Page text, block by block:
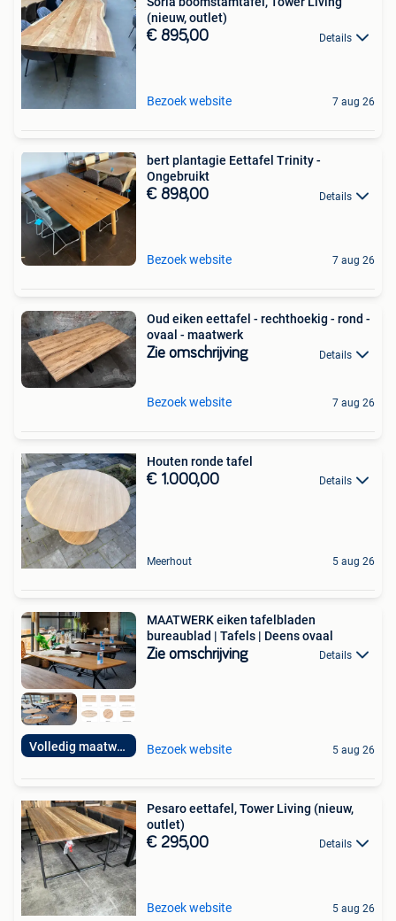
(nieuw, outlet)
€ 895,00 Details
Bezoek website 7 aug 26
bert plantagie Eettafel Trinity -
Ongebruikt
€ 898,00 Details
Bezoek website 7 aug 26
Oud eiken eettafel - rechthoekig - rond -
ovaal - maatwerk
Zie omschrijving Details
Bezoek website 7 aug 26
Houten ronde tafel
€ 1.000,00 Details
Meerhout 5 aug 26
Volledig maatwerk!
MAATWERK eiken tafelbladen
bureaublad | Tafels | Deens ovaal
Zie omschrijving Details
Bezoek website 5 aug 26
Pesaro eettafel, Tower Living (nieuw,
outlet)
€ 295,00 Details
Bezoek website 5 aug 26